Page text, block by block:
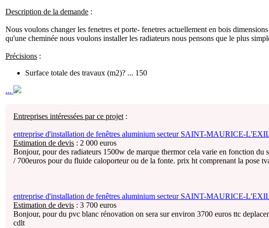
Description de la demande :
Nous voulons changer les fenetres et porte- fenetres actuellement en bois
qu'une cheminée nous voulons installer les radiateurs nous pensons que le plus
Précisions :
Surface totale des travaux (m2)? ... 150
...
Entreprises intéressées par ce projet :
entreprise d'installation de fenêtres aluminium secteur SAINT-MAURICE-
Estimation de devis : 2 000 euros
Bonjour, pour des radiateurs 1500w de marque thermor cela varie en fonction du
/ 700euros pour du fluide caloporteur ou de la fonte. prix ht comprenant la pose
entreprise d'installation de fenêtres aluminium secteur SAINT-MAURICE-
Estimation de devis : 3 700 euros
Bonjour, pour du pvc blanc rénovation on sera sur environ 3700 euros ttc
cdlt